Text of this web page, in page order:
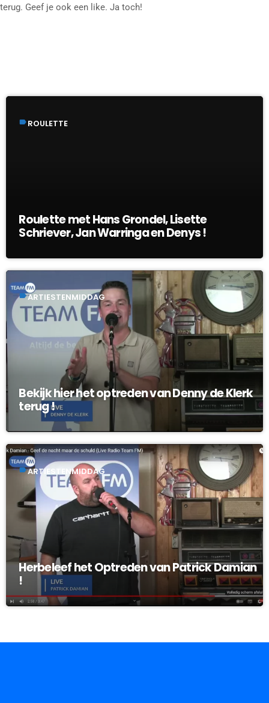
terug. Geef je ook een like. Ja toch!
label ROULETTE
Roulette met Hans Grondel, Lisette
Schriever, Jan Warringa en Denys !
labelARTIESTENMIDDAG
Bekijk hier het optreden van Denny de Klerk
terug !
labelARTIESTENMIDDAG
Herbeleef het Optreden van Patrick Damian
!